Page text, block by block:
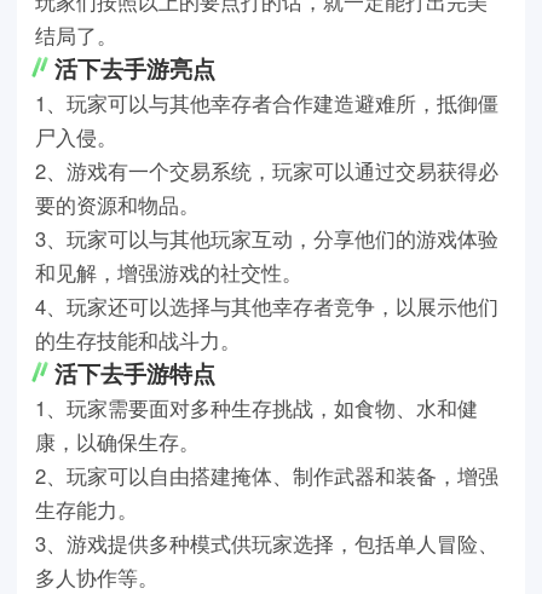
结局了。
活下去手游亮点
1、玩家可以与其他幸存者合作建造避难所，抵御僵
尸入侵。
2、游戏有一个交易系统，玩家可以通过交易获得必
要的资源和物品。
3、玩家可以与其他玩家互动，分享他们的游戏体验
和见解，增强游戏的社交性。
4、玩家还可以选择与其他幸存者竞争，以展示他们
的生存技能和战斗力。
活下去手游特点
1、玩家需要面对多种生存挑战，如食物、水和健
康，以确保生存。
2、玩家可以自由搭建掩体、制作武器和装备，增强
生存能力。
3、游戏提供多种模式供玩家选择，包括单人冒险、
多人协作等。